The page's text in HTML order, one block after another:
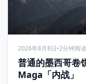
2026年8月8日•2分钟阅读
普通的墨西哥卷
Maga「内战」